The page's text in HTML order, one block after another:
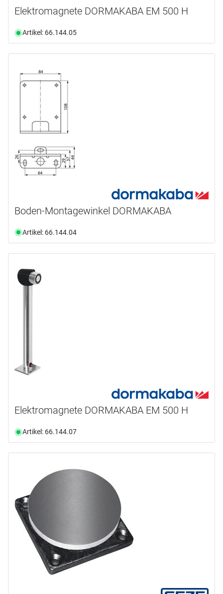
Elektromagnete DORMAKABA EM 500 H
Artikel: 66.144.05
Boden-Montagewinkel DORMAKABA
Artikel: 66.144.04
Elektromagnete DORMAKABA EM 500 H
Artikel: 66.144.07